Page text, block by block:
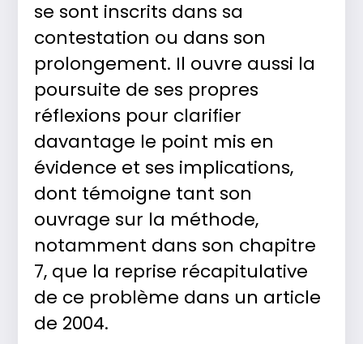
se sont inscrits dans sa
contestation ou dans son
prolongement. Il ouvre aussi la
poursuite de ses propres
réflexions pour clarifier
davantage le point mis en
évidence et ses implications,
dont témoigne tant son
ouvrage sur la méthode,
notamment dans son chapitre
7, que la reprise récapitulative
de ce problème dans un article
de 2004.